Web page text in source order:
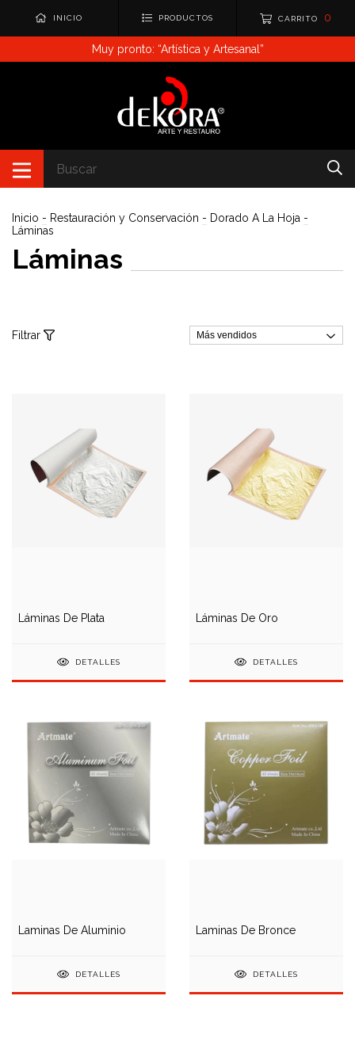
INICIO PRODUCTOS CARRITO 0
Muy pronto: “Artística y Artesanal”
Inicio - Restauración y Conservación - Dorado A La Hoja -
Láminas
Láminas
Filtrar
Láminas De Plata
DETALLES
Láminas De Oro
DETALLES
Laminas De Aluminio
DETALLES
Laminas De Bronce
DETALLES